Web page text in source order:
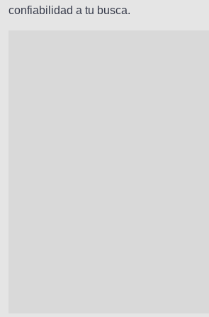
confiabilidad a tu busca.